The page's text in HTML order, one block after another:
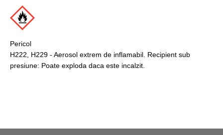
Pericol
H222, H229 - Aerosol extrem de inflamabil. Recipient sub
presiune: Poate exploda daca este incalzit.